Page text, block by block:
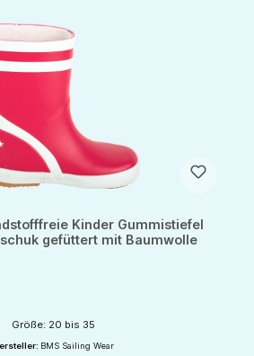
Kinder Gummistiefel
gefüttert mit Baumwolle
Größe: 20 bis 35
BMS Sailing Wear